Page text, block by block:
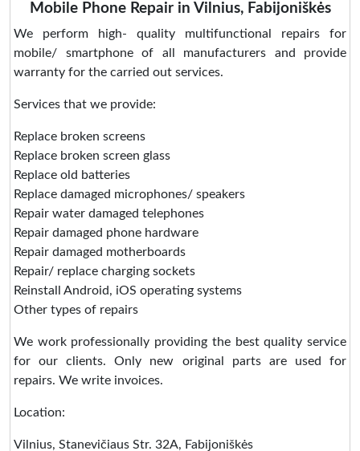
Mobile Phone Repair in Vilnius, Fabijoniškės
We perform high- quality multifunctional repairs for
mobile/ smartphone of all manufacturers and provide
warranty for the carried out services.
Services that we provide:
Replace broken screens
Replace broken screen glass
Replace old batteries
Replace damaged microphones/ speakers
Repair water damaged telephones
Repair damaged phone hardware
Repair damaged motherboards
Repair/ replace charging sockets
Reinstall Android, iOS operating systems
Other types of repairs
We work professionally providing the best quality service
for our clients. Only new original parts are used for
repairs. We write invoices.
Location:
Vilnius, Stanevičiaus Str. 32A, Fabijoniškės